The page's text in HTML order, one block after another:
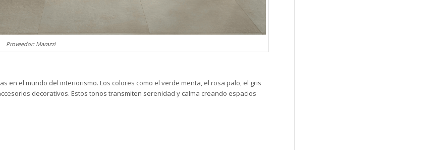
Proveedor: Marazzi
en el mundo del interiorismo. Los colores como el verde menta, el rosa palo, el gris
decorativos. Estos tonos transmiten serenidad y calma creando espacios